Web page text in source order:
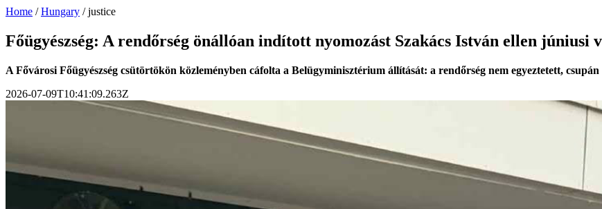
Home /Hungary /justice
Főügyészség: A rendőrség önállóan indított nyomozást Szakács István ellen júniusi
A Fővárosi Főügyészség csütörtökön közleményben cáfolta a Belügyminisztérium állítását: a rendőrség nem egyeztetett,
2026-07-09T10:41:09.263Z